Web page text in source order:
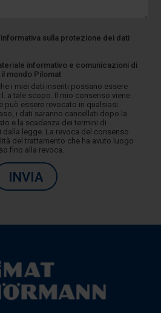
sulla protezione dei dati
informativo e comunicazioni di
mondo Pilomat
i miei dati inseriti possano essere
a tale scopo. Il mio consenso viene
può essere revocato in qualsiasi
i dati saranno cancellati dopo la
e la scadenza dei termini di
legge. La revoca del consenso
del trattamento che ha avuto luogo
fino alla revoca.
INVIA